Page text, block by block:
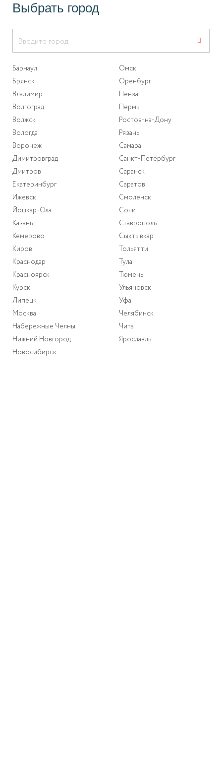
Выбрать город
Барнаул
Брянск
Владимир
Волгоград
Волжск
Вологда
Воронеж
Димитровград
Дмитров
Екатеринбург
Ижевск
Йошкар-Ола
Казань
Кемерово
Киров
Краснодар
Красноярск
Курск
Липецк
Москва
Набережные Челны
Нижний Новгород
Новосибирск
Омск
Оренбург
Пенза
Пермь
Ростов-на-Дону
Рязань
Самара
Санкт-Петербург
Саранск
Саратов
Смоленск
Сочи
Ставрополь
Сыктывкар
Тольятти
Тула
Тюмень
Ульяновск
Уфа
Челябинск
Чита
Ярославль